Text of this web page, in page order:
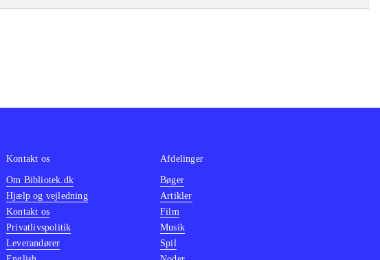
Kontakt os
Om Bibliotek.dk
Hjælp og vejledning
Kontakt os
Privatlivspolitik
Leverandører
Afdelinger
Bøger
Artikler
Film
Musik
Spil